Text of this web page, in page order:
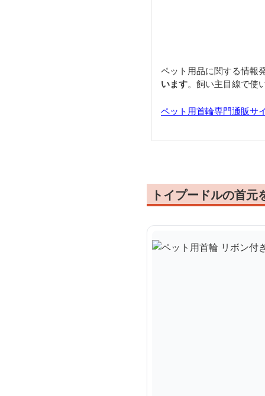
ペット用品に関する情報
います。飼い主目線で使
ペット用首輪専門通販サ
トイプードルの首